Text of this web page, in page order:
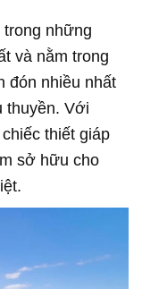
những
và nằm trong
đón nhiều nhất
thuyền. Với
thiết giáp
sở hữu cho